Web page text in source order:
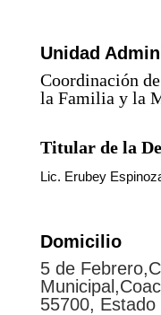
Unidad
Coordinación
la Familia y la
Titular de la
Lic. Erubey
Domicilio
5 de
55700,